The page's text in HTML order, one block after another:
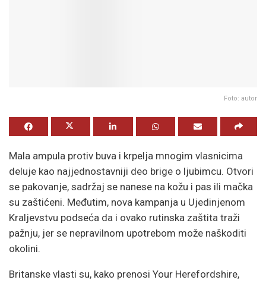
Foto: autor
Mala ampula protiv buva i krpelja mnogim vlasnicima
deluje kao najjednostavniji deo brige o ljubimcu. Otvori
se pakovanje, sadržaj se nanese na kožu i pas ili mačka
su zaštićeni. Međutim, nova kampanja u Ujedinjenom
Kraljevstvu podseća da i ovako rutinska zaštita traži
pažnju, jer se nepravilnom upotrebom može naškoditi
okolini.
Britanske vlasti su, kako prenosi Your Herefordshire,